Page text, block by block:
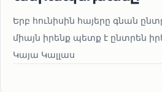
Երբ հունիսին հայերը գնան
միայն իրենք պետք է ընտրեն
Կայա Կալլաս